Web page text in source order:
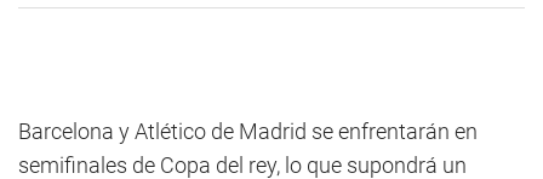
Barcelona y Atlético de Madrid se enfrentarán en
semifinales de Copa del rey, lo que supondrá un